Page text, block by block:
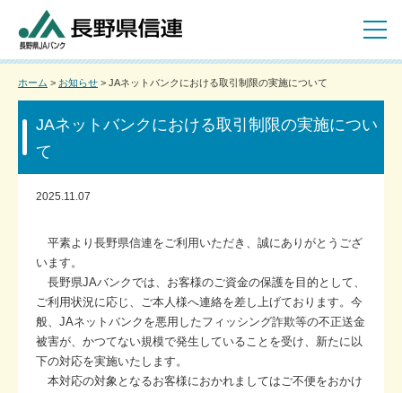
ホーム > お知らせ > JAネットバンクにおける取引制限の実施について
JAネットバンクにおける取引制限の実施につい
て
2025.11.07
平素より長野県信連をご利用いただき、誠にありがとうござ
います。
長野県JAバンクでは、お客様のご資金の保護を目的として、
ご利用状況に応じ、ご本人様へ連絡を差し上げております。今
般、JAネットバンクを悪用したフィッシング詐欺等の不正送金
被害が、かつてない規模で発生していることを受け、新たに以
下の対応を実施いたします。
本対応の対象となるお客様におかれましてはご不便をおかけ